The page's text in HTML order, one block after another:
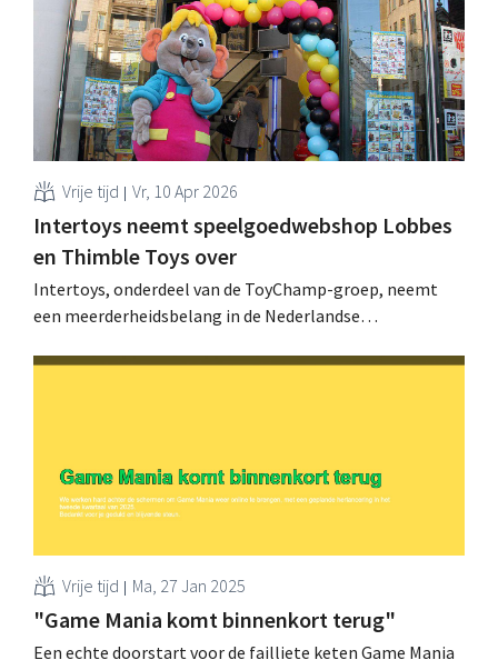
Vrije tijd Vr, 10 Apr 2026
Intertoys neemt speelgoedwebshop Lobbes
en Thimble Toys over
Intertoys, onderdeel van de ToyChamp-groep, neemt
een meerderheidsbelang in de Nederlandse
groothandel Thimble Toys. .
Vrije tijd Ma, 27 Jan 2025
"Game Mania komt binnenkort terug"
Een echte doorstart voor de failliete keten Game Mania